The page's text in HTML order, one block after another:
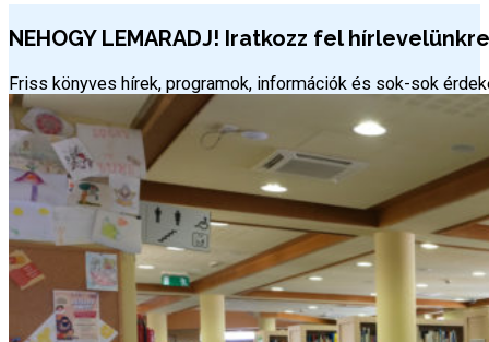
NEHOGY LEMARADJ! Iratkozz fel
Friss könyves hírek, programok, információk és sok-sok